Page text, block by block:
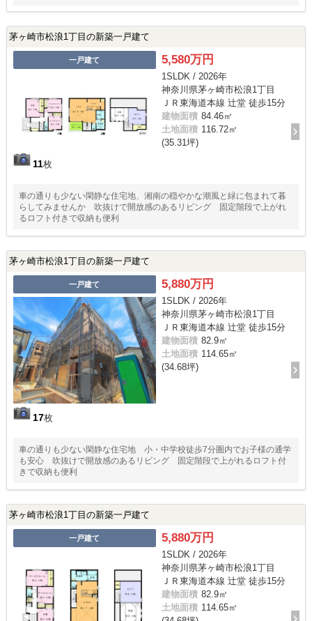
茅ヶ崎市松浪1丁目の新築一戸建て
一戸建て
11枚
5,580万円
1SLDK / 2026年
神奈川県茅ヶ崎市松浪1丁目
ＪＲ東海道本線 辻堂 徒歩15分
建物面積 84.46㎡
土地面積 116.72㎡
(35.31坪)
車の通りも少ない閑静な住宅地、湘南の穏やかな潮風と緑に包まれて暮
らしてみませんか 吹抜けで開放感のあるリビング 固定階段で上がれ
るロフト付きで収納も便利
茅ヶ崎市松浪1丁目の新築一戸建て
一戸建て
17枚
5,880万円
1SLDK / 2026年
神奈川県茅ヶ崎市松浪1丁目
ＪＲ東海道本線 辻堂 徒歩15分
建物面積 82.9㎡
土地面積 114.65㎡
(34.68坪)
車の通りも少ない閑静な住宅地 小・中学校徒歩7分圏内でお子様の通学
も安心 吹抜けで開放感のあるリビング 固定階段で上がれるロフト付
きで収納も便利
茅ヶ崎市松浪1丁目の新築一戸建て
一戸建て 5,880万円
1SLDK / 2026年
神奈川県茅ヶ崎市松浪1丁目
ＪＲ東海道本線 辻堂 徒歩15分
建物面積 82.9㎡
土地面積 114.65㎡